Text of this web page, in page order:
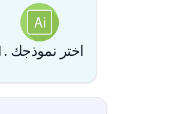
1. اختر نموذجك